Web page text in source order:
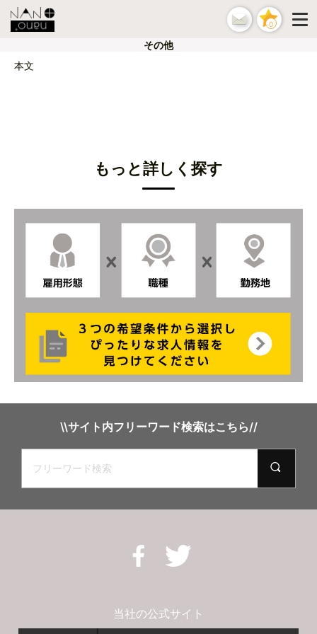
0
その他
本文
もっと詳しく探す
\\サイト内フリーワード検索はこちら//
当社の公式サイト